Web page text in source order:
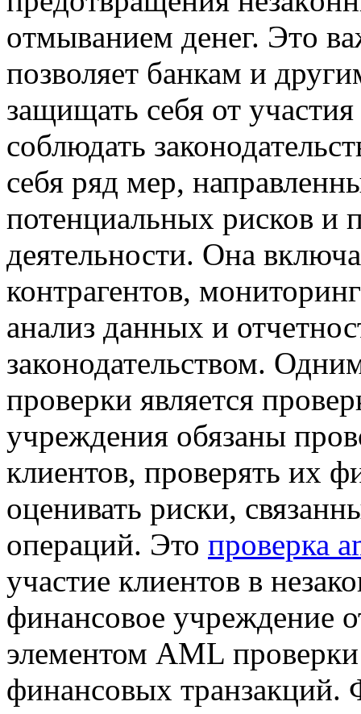
oтмывaниeм дeнeг. Этo
позволяет банкам и
защищать себя от
соблюдать
себя ряд мер,
потенциальных рисков и
деятельности. Она
контрагентов,
анализ данных и
законодательством.
проверки является
учреждения обязаны
клиентов, проверять их
оценивать риски,
операций. Это проверка
участие клиентов в
финансовое учреждение
элементом AML
финансовых